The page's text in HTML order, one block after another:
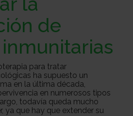
de
para tratar
ha supuesto un
en la última década,
en numerosos tipos
todavía queda mucho
ya que hay que extender su